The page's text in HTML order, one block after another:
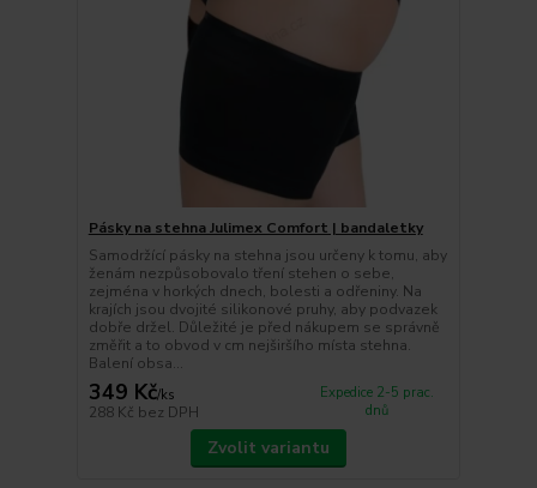
Pásky na stehna Julimex Comfort | bandaletky
Samodržící pásky na stehna jsou určeny k tomu, aby
ženám nezpůsobovalo tření stehen o sebe,
zejména v horkých dnech, bolesti a odřeniny. Na
krajích jsou dvojité silikonové pruhy, aby podvazek
dobře držel. Důležité je před nákupem se správně
změřit a to obvod v cm nejširšího místa stehna.
Balení obsa...
349 Kč/ks
288 Kč bez DPH
Expedice 2-5 prac.
dnů
Zvolit variantu